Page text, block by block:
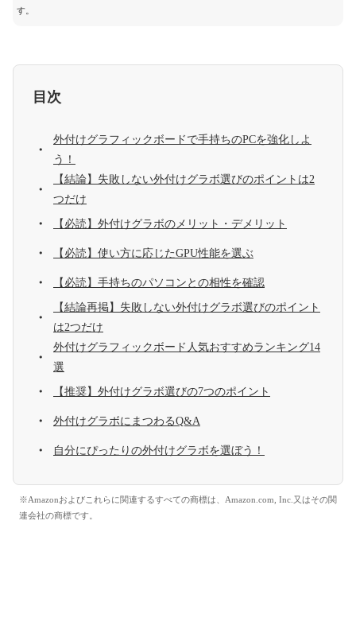
す。
目次
外付けグラフィックボードで手持ちのPCを強化しよ
う！
【結論】失敗しない外付けグラボ選びのポイントは2
つだけ
【必読】外付けグラボのメリット・デメリット
【必読】使い方に応じたGPU性能を選ぶ
【必読】手持ちのパソコンとの相性を確認
【結論再掲】失敗しない外付けグラボ選びのポイント
は2つだけ
外付けグラフィックボード人気おすすめランキング14
選
【推奨】外付けグラボ選びの7つのポイント
外付けグラボにまつわるQ&A
自分にぴったりの外付けグラボを選ぼう！
※Amazonおよびこれらに関連するすべての商標は、Amazon.com, Inc.又はその関
連会社の商標です。